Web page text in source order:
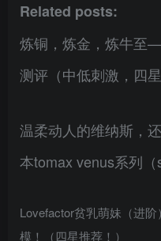
Related posts:
炼铜，炼金，炼牛至
测评（中低刺激，四星
温柔动人的维纳斯，
本tomax venus系列
Lovefactor贫乳萌妹（进
模！（四星推荐！）